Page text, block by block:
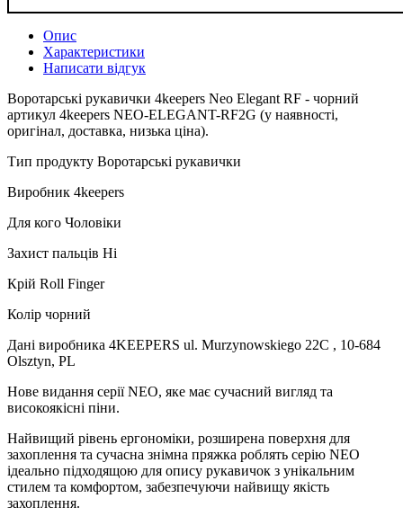
Опис
Характеристики
Написати відгук
Воротарські рукавички 4keepers Neo Elegant RF - чорний
артикул 4keepers NEO-ELEGANT-RF2G (у наявності,
оригінал, доставка, низька ціна).
Тип продукту Воротарські рукавички
Виробник 4keepers
Для кого Чоловіки
Захист пальців Ні
Крій Roll Finger
Колір чорний
Дані виробника 4KEEPERS ul. Murzynowskiego 22C , 10-684
Olsztyn, PL
Нове видання серії NEO, яке має сучасний вигляд та
високоякісні піни.
Найвищий рівень ергономіки, розширена поверхня для
захоплення та сучасна знімна пряжка роблять серію NEO
ідеально підходящою для опису рукавичок з унікальним
стилем та комфортом, забезпечуючи найвищу якість
захоплення.